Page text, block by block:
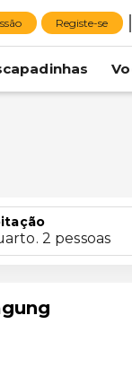
Registe-se
2 pessoas